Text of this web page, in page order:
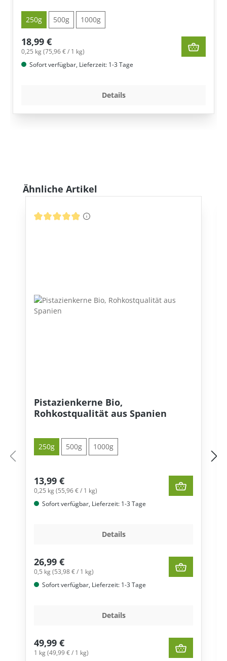
250g 500g 1000g
18,99 €
0,25 kg (75,96 € / 1 kg)
Sofort verfügbar, Lieferzeit: 1-3 Tage
Details
Produktgalerie überspringen
Ähnliche Artikel
Durchschnittliche Bewertung von 4.91 von 5 Sternen
Pistazienkerne Bio,
Rohkostqualität aus Spanien
250g 500g 1000g
13,99 €
0,25 kg (55,96 € / 1 kg)
Sofort verfügbar, Lieferzeit: 1-3 Tage
Details
26,99 €
0,5 kg (53,98 € / 1 kg)
Sofort verfügbar, Lieferzeit: 1-3 Tage
Details
49,99 €
1 kg (49,99 € / 1 kg)